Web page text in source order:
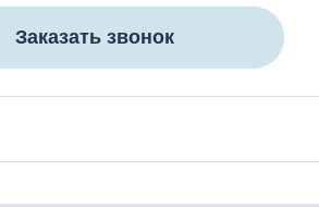
Заказать звонок